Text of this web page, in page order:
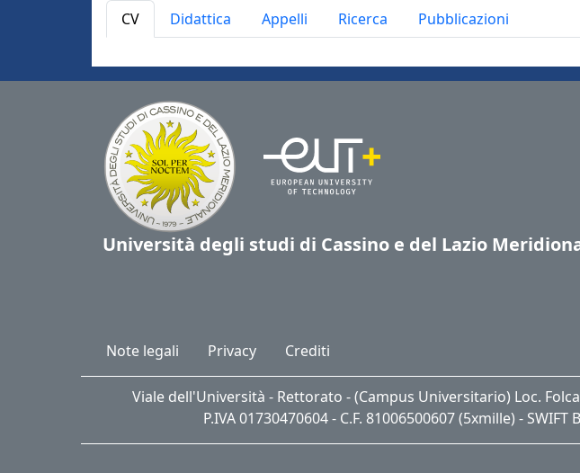
CV Didattica Appelli Ricerca Pubblicazioni
Università degli studi di Cassino e del Lazio
Note legali Privacy Crediti
Viale dell'Università - Rettorato - (Campus Universitario) Loc.
P.IVA 01730470604 - C.F. 81006500607 (5xmille) - SWIFT